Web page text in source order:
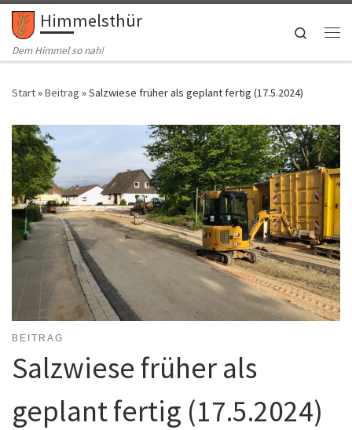
Zum Inhalt springen
Himmelsthür
Dem Himmel so nah!
Search
Start»Beitrag »Salzwiese früher als geplant fertig (17.5.2024)
BEITRAG
Salzwiese früher als
geplant fertig (17.5.2024)